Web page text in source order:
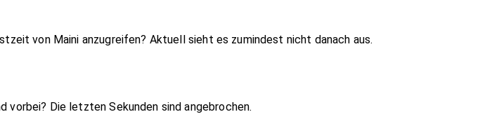
von Maini anzugreifen? Aktuell sieht es zumindest nicht danach aus.
vorbei? Die letzten Sekunden sind angebrochen.